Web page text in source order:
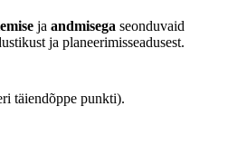
ja andmisega seonduvaid
ja planeerimisseadusest.
täiendõppe punkti).